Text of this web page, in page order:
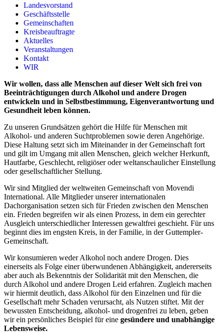
Landesvorstand
Geschäftsstelle
Gemeinschaften
Kreisbeauftragte
Aktuelles
Veranstaltungen
Kontakt
WIR
Wir wollen, dass alle Menschen auf dieser Welt sich frei von
Beeinträchtigungen durch Alkohol und andere Drogen
entwickeln und in Selbstbestimmung, Eigenverantwortung und
Gesundheit leben können.
Zu unseren Grundsätzen gehört die Hilfe für Menschen mit
Alkohol- und anderen Suchtproblemen sowie deren Angehörige.
Diese Haltung setzt sich im Miteinander in der Gemeinschaft fort
und gilt im Umgang mit allen Menschen, gleich welcher Herkunft,
Hautfarbe, Geschlecht, religiöser oder weltanschaulicher Einstellung
oder gesellschaftlicher Stellung.
Wir sind Mitglied der weltweiten Gemeinschaft von Movendi
International. Alle Mitglieder unserer internationalen
Dachorganisation setzen sich für Frieden zwischen den Menschen
ein. Frieden begreifen wir als einen Prozess, in dem ein gerechter
Ausgleich unterschiedlicher Interessen gewaltfrei geschieht. Für uns
beginnt dies im engsten Kreis, in der Familie, in der Guttempler-
Gemeinschaft.
Wir konsumieren weder Alkohol noch andere Drogen. Dies
einerseits als Folge einer überwundenen Abhängigkeit, andererseits
aber auch als Bekenntnis der Solidarität mit den Menschen, die
durch Alkohol und andere Drogen Leid erfahren. Zugleich machen
wir hiermit deutlich, dass Alkohol für den Einzelnen und für die
Gesellschaft mehr Schaden verursacht, als Nutzen stiftet. Mit der
bewussten Entscheidung, alkohol- und drogenfrei zu leben, geben
wir ein persönliches Beispiel für eine gesündere und unabhängige
Lebensweise.